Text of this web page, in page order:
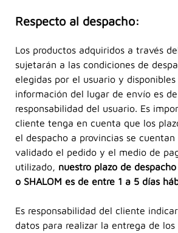
Respecto al despacho:
Los productos adquiridos a través
sujetarán a las condiciones de
elegidas por el usuario y
información del lugar de envío es
responsabilidad del usuario. Es
cliente tenga en cuenta que los
el despacho a provincias se cuentan
validado el pedido y el medio de
utilizado, nuestro plazo de
o SHALOM es de entre 1 a 5 días
Es responsabilidad del cliente
datos para realizar la entrega de los